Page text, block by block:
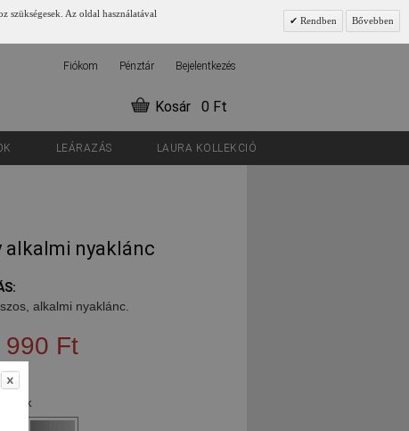
szükségesek. Az oldal használatával
Rendben Bővebben
Kosár 0 Ft
Fiókom Pénztár Bejelentkezés
LEÁRAZÁS LAURA KOLLEKCIÓ
alkalmi nyaklánc
alkalmi nyaklánc.
990 Ft
- kék